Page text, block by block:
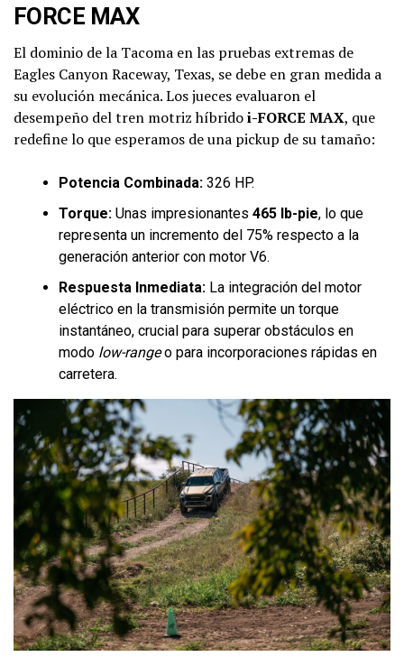
FORCE MAX
El dominio de la Tacoma en las pruebas extremas de
Eagles Canyon Raceway, Texas, se debe en gran medida a
su evolución mecánica. Los jueces evaluaron el
desempeño del tren motriz híbridoi-FORCE MAX, que
redefine lo que esperamos de una pickup de su tamaño:
Potencia Combinada: 326 HP.
Torque: Unas impresionantes 465 lb-pie, lo que
representa un incremento del 75% respecto a la
generación anterior con motor V6.
Respuesta Inmediata: La integración del motor
eléctrico en la transmisión permite un torque
instantáneo, crucial para superar obstáculos en
modo low-rangeo para incorporaciones rápidas en
carretera.